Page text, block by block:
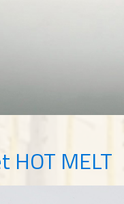
HOT MELT